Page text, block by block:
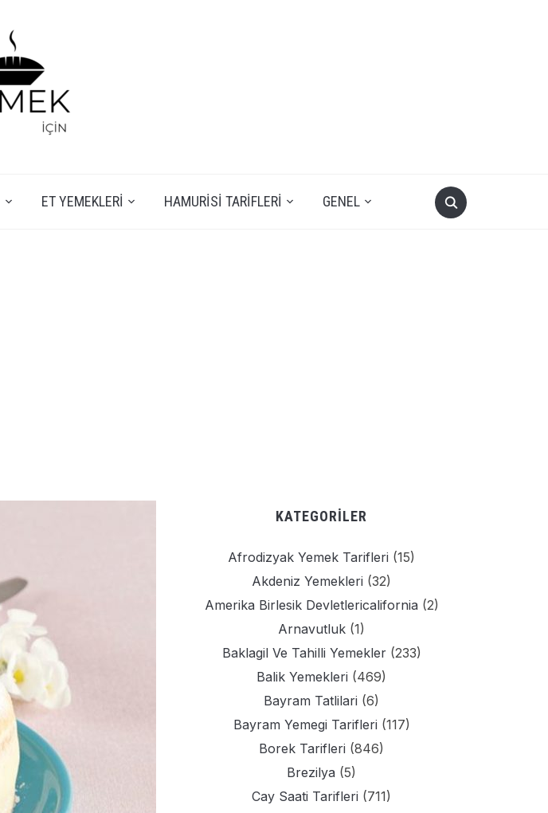
ET YEMEKLERI HAMURISI TARIFLERI GENEL
KATEGORILER
Afrodizyak Yemek Tarifleri (15)
Akdeniz Yemekleri (32)
Amerika Birlesik Devletlericalifornia (2)
Arnavutluk (1)
Baklagil Ve Tahilli Yemekler(233)
Balik Yemekleri (469)
Bayram Tatlilari (6)
Bayram Yemegi Tarifleri (117)
Borek Tarifleri (846)
Brezilya (5)
Cay Saati Tarifleri (711)